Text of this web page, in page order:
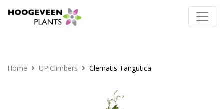
Home UP!Climbers Clematis Tangutica